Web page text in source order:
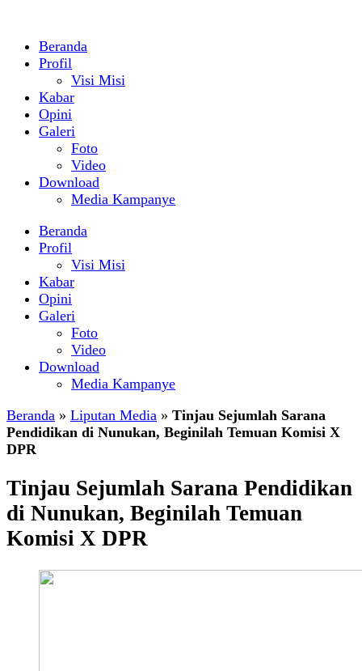
Beranda
Profil
Visi Misi
Kabar
Opini
Galeri
Foto
Video
Download
Media Kampanye
Beranda
Profil
Visi Misi
Kabar
Opini
Galeri
Foto
Video
Download
Media Kampanye
Beranda » Liputan Media » Tinjau Sejumlah Sarana
Pendidikan di Nunukan, Beginilah Temuan Komisi X
DPR
Tinjau Sejumlah Sarana Pendidikan
di Nunukan, Beginilah Temuan
Komisi X DPR